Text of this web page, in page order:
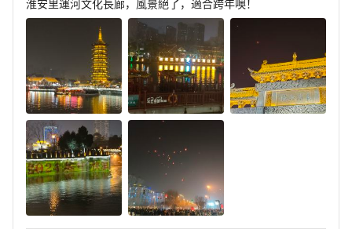
淮安里運河文化長廊，風景絕了，適合跨年噢！